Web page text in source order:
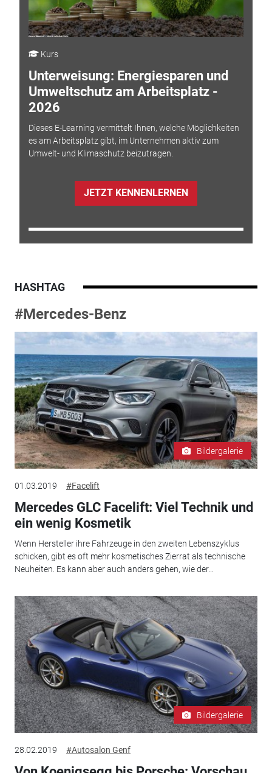
Kurs
Unterweisung: Energiesparen und
Umweltschutz am Arbeitsplatz -
2026
Dieses E-Learning vermittelt Ihnen, welche Möglichkeiten
es am Arbeitsplatz gibt, im Unternehmen aktiv zum
Umwelt- und Klimaschutz beizutragen.
JETZT KENNENLERNEN
HASHTAG
#Mercedes-Benz
Bildergalerie
01.03.2019 #Facelift
Mercedes GLC Facelift: Viel Technik und
ein wenig Kosmetik
Wenn Hersteller ihre Fahrzeuge in den zweiten Lebenszyklus
schicken, gibt es oft mehr kosmetisches Zierrat als technische
Neuheiten. Es kann aber auch anders gehen, wie der...
Bildergalerie
28.02.2019 #Autosalon Genf